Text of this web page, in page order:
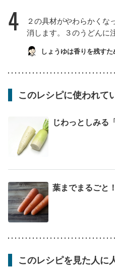
4
２の具材がやわらかくな
消します。３のうどんに
しょうゆは香りを残すた
このレシピに使われて
じわっとしみる
葉までまるごと
このレシピを見た人に